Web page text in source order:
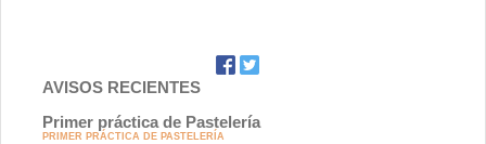
AVISOS RECIENTES
Primer práctica de Pastelería
PRIMER PRÁCTICA DE PASTELERÍA